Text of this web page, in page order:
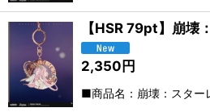
【HSR 79pt】崩
2,350円
■商品名：崩壊：スタ